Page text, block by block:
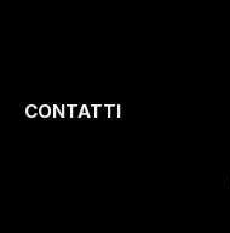
CONTATTI